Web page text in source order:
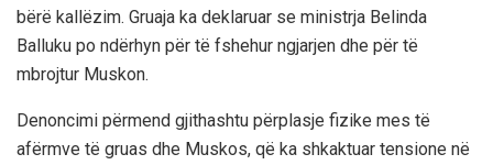
bërë kallëzim. Gruaja ka deklaruar se ministrja Belinda
Balluku po ndërhyn për të fshehur ngjarjen dhe për të
mbrojtur Muskon.
Denoncimi përmend gjithashtu përplasje fizike mes të
afërmve të gruas dhe Muskos, që ka shkaktuar tensione në